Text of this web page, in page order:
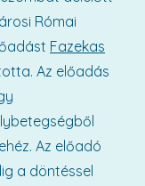
Római
Fazekas
Az előadás
Az előadó
a döntéssel